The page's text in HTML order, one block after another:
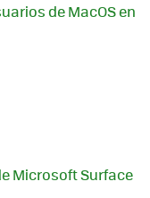
de MacOS en
Microsoft Surface